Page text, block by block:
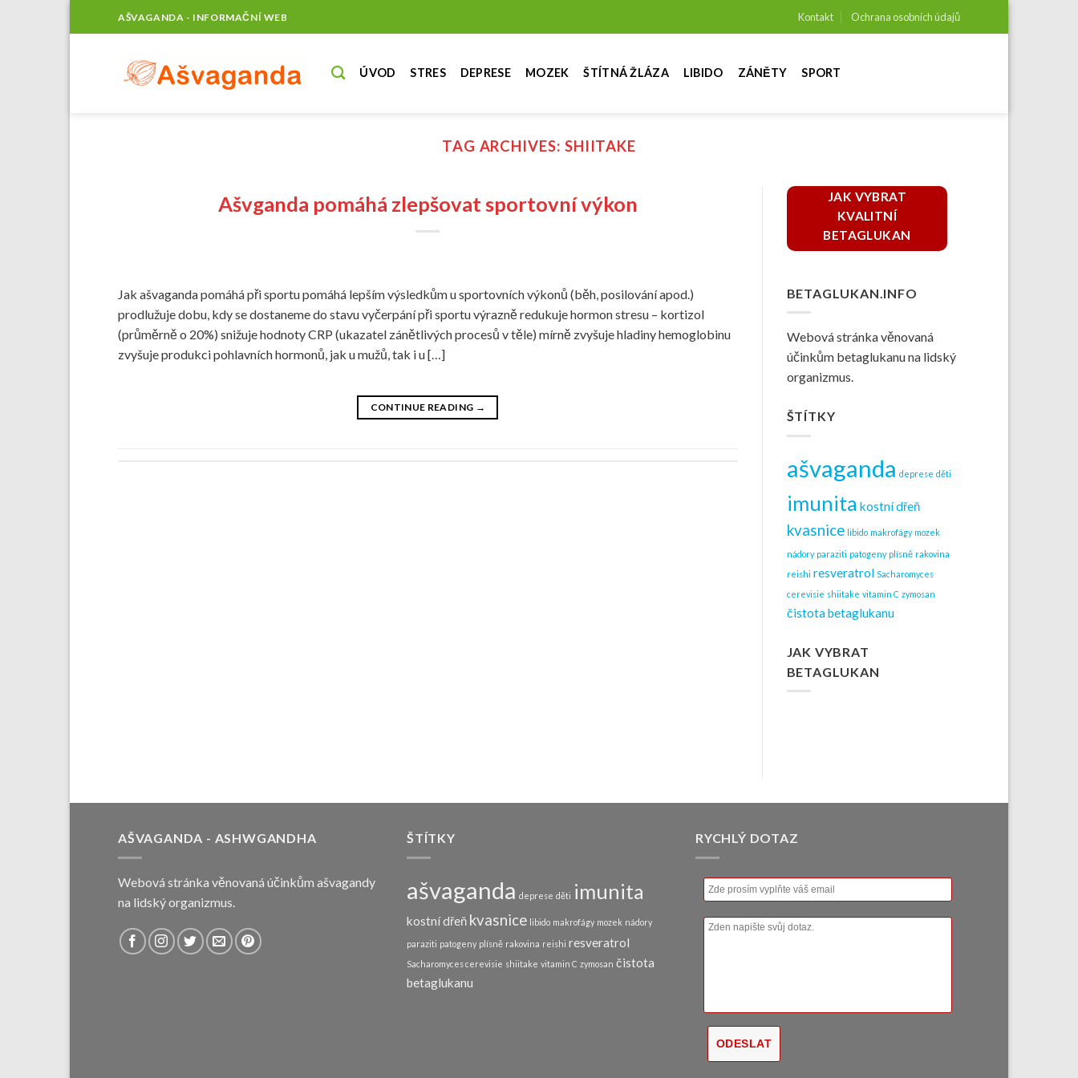
AŠVAGANDA - INFORMAČNÍ WEB Kontakt Ochrana osobních údajů
ÚVOD STRES DEPRESE MOZEK ŠTÍTNÁ ŽLÁZA LIBIDO ZÁNĚTY SPORT
TAG ARCHIVES: SHIITAKE
Ašvganda pomáhá zlepšovat sportovní výkon
Jak ašvaganda pomáhá při sportu pomáhá lepším výsledkům u sportovních výkonů (běh, posilování apod.)
prodlužuje dobu, kdy se dostaneme do stavu vyčerpání při sportu výrazně redukuje hormon stresu – kortizol
(průměrně o 20%) snižuje hodnoty CRP (ukazatel zánětlivých procesů v těle) mírně zvyšuje hladiny hemoglobinu
zvyšuje produkci pohlavních hormonů, jak u mužů, tak i u […]
CONTINUE READING →
JAK VYBRAT
KVALITNÍ
BETAGLUKAN
BETAGLUKAN.INFO
Webová stránka věnovaná
účinkům betaglukanu na lidský
organizmus.
ŠTÍTKY
ašvaganda deprese děti
imunita kostní dřeň
kvasnice libido makrofágy mozek
nádory paraziti patogeny plísně rakovina
reishi resveratrol Sacharomyces
cerevisie shiitake vitamin C zymosan
čistota betaglukanu
JAK VYBRAT
BETAGLUKAN
AŠVAGANDA - ASHWGANDHA
Webová stránka věnovaná účinkům ašvagandy
na lidský organizmus.
ŠTÍTKY
ašvaganda deprese děti imunita
kostní dřeň kvasnice libido makrofágy mozek nádory
paraziti patogeny plísně rakovina reishi resveratrol
Sacharomyces cerevisie shiitake vitamin C zymosan čistota
betaglukanu
RYCHLÝ DOTAZ